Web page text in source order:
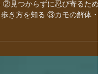
見つからずに忍び寄るため